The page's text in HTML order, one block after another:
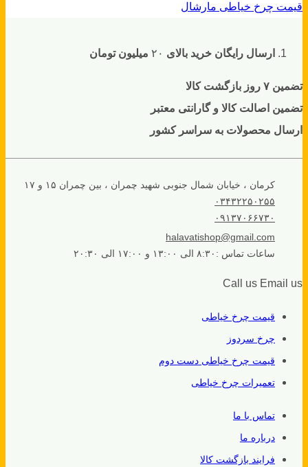
قیمت چرخ خیاطی مارشال
ارسال رایگان خرید بالای میلیون تومان
تضمین ۷ روز بازگشت کالا
تضمین اصالت کالا و گارانتی معتبر
ارسال محصولات به سراسر کشور
کرمان ، خیابان شمال جنوبی شهید چمران ، بین چمران ۱۵ و ۱۷
۰۳۴۳۲۲۵۰۲۵۵
۰۹۱۳۷۰۶۶۷۳۰
halavatishop@gmail.com
ساعات تماس :۸:۳۰ الی ۱۳:۰۰ و ۱۷:۰۰ الی ۲۰:۳۰
Call us Email us
قیمت چرخ خیاطی
چرخ سردوز
قیمت چرخ خیاطی دست دوم
تعمیرات چرخ خیاطی
تماس با ما
درباره ما
فرایند بازگشت کالا